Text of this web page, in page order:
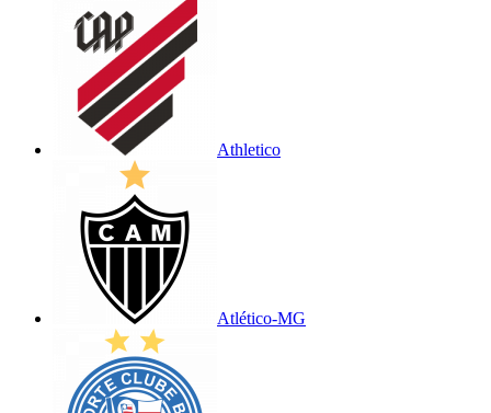
Athletico
Atlético-MG